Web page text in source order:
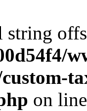
string
on